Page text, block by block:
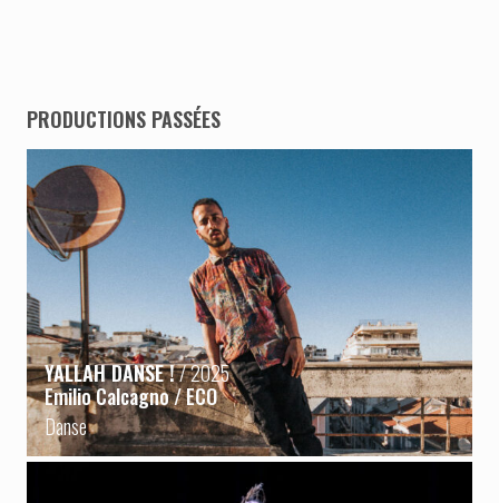
PRODUCTIONS PASSÉES
YALLAH DANSE !/ 2025
Emilio Calcagno / ECO
Danse